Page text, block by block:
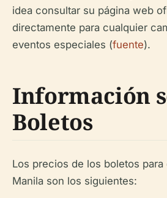
idea consultar su página web
directamente para cualquier
eventos especiales (fuente).
Información
Boletos
Los precios de los boletos
Manila son los siguientes: